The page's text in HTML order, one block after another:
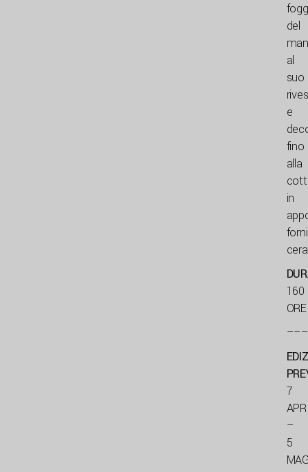
del
al
suo
e
fino
alla
in
forni
160
ORE
7
–
5